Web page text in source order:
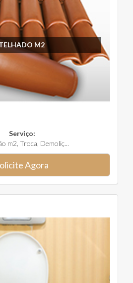
M2
Serviço:
m2, Troca, Demoliç...
Agora